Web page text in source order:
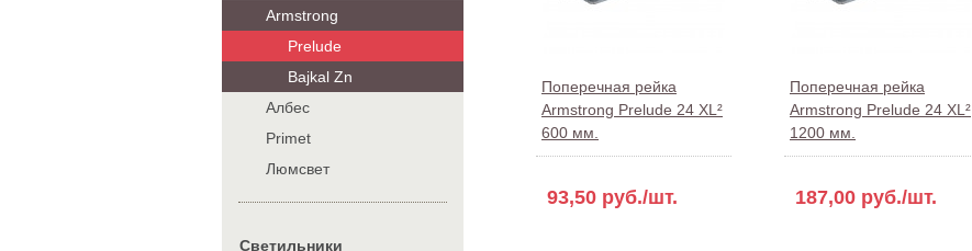
Armstrong
Prelude
Bajkal Zn
Албес
Primet
Люмсвет
Cветильники
Поперечная рейка
Armstrong Prelude 24 XL²
600 мм.
93,50 руб./шт.
Поперечная рейка
Armstrong Prelude 24 XL²
1200 мм.
187,00 руб./шт.